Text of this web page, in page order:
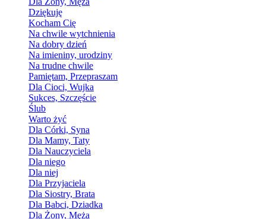
Dziękuję
Kocham Cię
Na chwile wytchnienia
Na dobry dzień
Na imieniny, urodziny
Na trudne chwile
Pamiętam, Przepraszam
Dla Cioci, Wujka
Sukces, Szczęście
Ślub
Warto żyć
Dla Córki, Syna
Dla Mamy, Taty
Dla Nauczyciela
Dla niego
Dla niej
Dla Przyjaciela
Dla Siostry, Brata
Dla Babci, Dziadka
Dla Żony, Męża